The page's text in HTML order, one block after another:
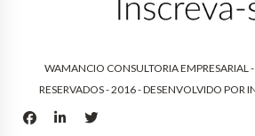
WAMANCIO CONSULTORIA EMPRESARIAL -
RESERVADOS - 2016 - DESENVOLVIDO POR